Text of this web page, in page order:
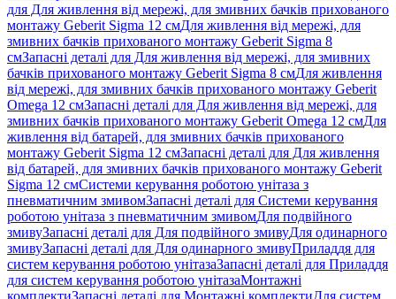
для Для живлення від мережі, для змивних бачків прихованого
монтажу Geberit Sigma 12 смДля живлення від мережі, для
змивних бачків прихованого монтажу Geberit Sigma 8
смЗапасні деталі для Для живлення від мережі, для змивних
бачків прихованого монтажу Geberit Sigma 8 смДля живлення
від мережі, для змивних бачків прихованого монтажу Geberit
Omega 12 смЗапасні деталі для Для живлення від мережі, для
змивних бачків прихованого монтажу Geberit Omega 12 смДля
живлення від батарей, для змивних бачків прихованого
монтажу Geberit Sigma 12 смЗапасні деталі для Для живлення
від батарей, для змивних бачків прихованого монтажу Geberit
Sigma 12 смСистеми керування роботою унітаза з
пневматичним змивомЗапасні деталі для Системи керування
роботою унітаза з пневматичним змивомДля подвійного
змивуЗапасні деталі для Для подвійного змивуДля одинарного
змивуЗапасні деталі для Для одинарного змивуПриладдя для
систем керування роботою унітазаЗапасні деталі для Приладдя
для систем керування роботою унітазаМонтажні
комплектиЗапасні деталі для Монтажні комплектиДля систем